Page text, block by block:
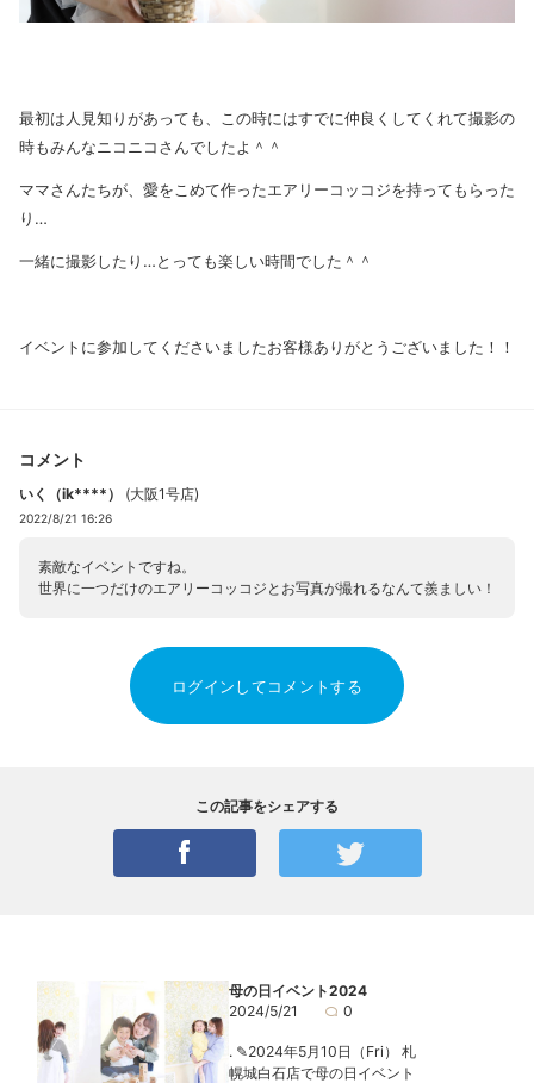
最初は人見知りがあっても、この時にはすでに仲良くしてくれて撮影の
時もみんなニコニコさんでしたよ＾＾
ママさんたちが、愛をこめて作ったエアリーコッコジを持ってもらった
り…
一緒に撮影したり…とっても楽しい時間でした＾＾
イベントに参加してくださいましたお客様ありがとうございました！！
コメント
いく（ik****） (大阪1号店)
2022/8/21 16:26
素敵なイベントですね。
世界に一つだけのエアリーコッコジとお写真が撮れるなんて羨ましい！
ログインしてコメントする
この記事をシェアする
母の日イベント2024
2024/5/21
0
. ✎2024年5月10日（Fri） 札
幌城白石店で母の日イベント